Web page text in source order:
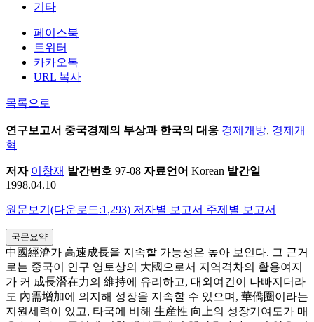
기타
페이스북
트위터
카카오톡
URL 복사
목록으로
연구보고서 중국경제의 부상과 한국의 대응 경제개방, 경제개
혁
저자 이창재 발간번호 97-08 자료언어 Korean 발간일
1998.04.10
원문보기(다운로드:1,293) 저자별 보고서 주제별 보고서
국문요약
中國經濟가 高速成長을 지속할 가능성은 높아 보인다. 그 근거
로는 중국이 인구 영토상의 大國으로서 지역격차의 활용여지
가 커 成長潛在力의 維持에 유리하고, 대외여건이 나빠지더라
도 內需增加에 의지해 성장을 지속할 수 있으며, 華僑圈이라는
지원세력이 있고, 타국에 비해 生産性 向上의 성장기여도가 매